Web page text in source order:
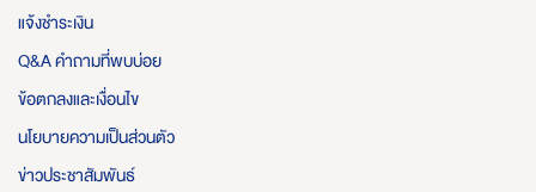
แจ้งชำระเงิน
Q&A คำถามที่พบบ่อย
ข้อตกลงและเงื่อนไข
นโยบายความเป็นส่วนตัว
ข่าวประชาสัมพันธ์